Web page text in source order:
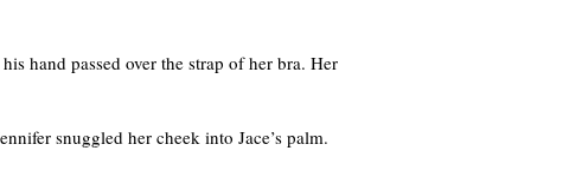
hand passed over the strap of her bra. Her
snuggled her cheek into Jace’s palm.